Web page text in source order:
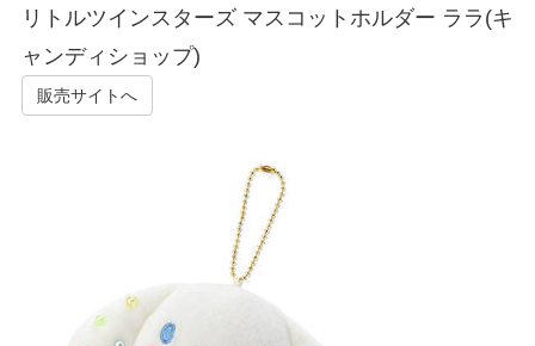
リトルツインスターズ マスコットホルダー ララ(キ
ャンディショップ)
販売サイトへ